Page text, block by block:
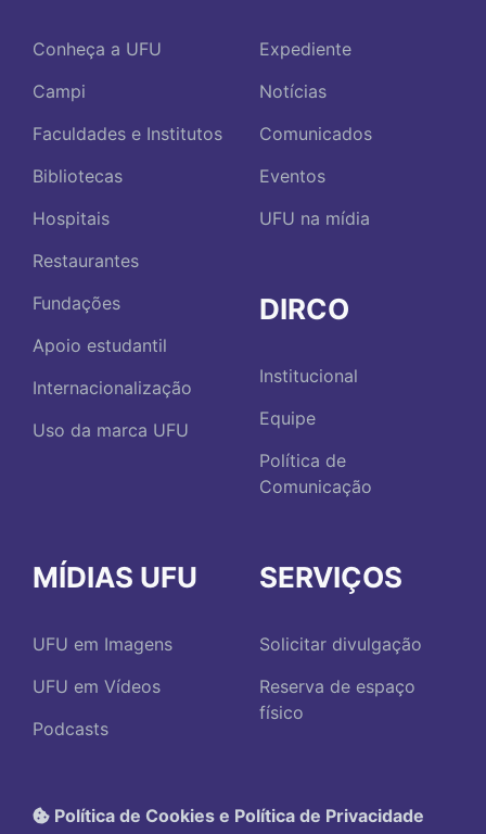
Conheça a UFU
Campi
Faculdades e Institutos
Bibliotecas
Hospitais
Restaurantes
Fundações
Apoio estudantil
Internacionalização
Uso da marca UFU
Expediente
Notícias
Comunicados
Eventos
UFU na mídia
DIRCO
Institucional
Equipe
Política de
Comunicação
MÍDIAS UFU
UFU em Imagens
UFU em Vídeos
Podcasts
SERVIÇOS
Solicitar divulgação
Reserva de espaço
físico
Política de Cookies e Política de Privacidade